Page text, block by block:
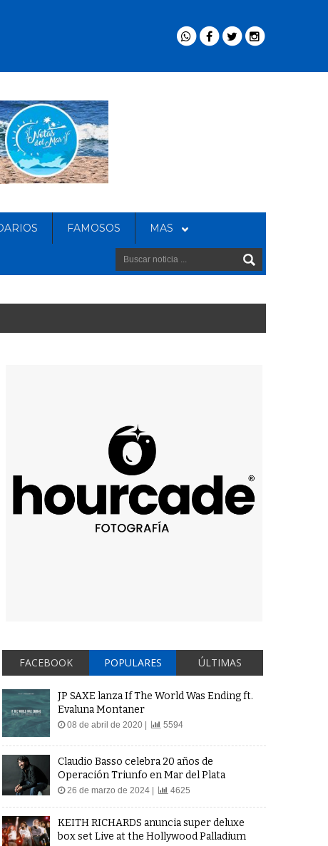
FAMOSOS MAS
FACEBOOK POPULARES ÚLTIMAS
JP SAXE lanza If The World Was Ending ft.
Evaluna Montaner
08 de abril de 2020 | 5594
Claudio Basso celebra 20 años de
Operación Triunfo en Mar del Plata
26 de marzo de 2024 | 4625
KEITH RICHARDS anuncia super deluxe
box set Live at the Hollywood Palladium